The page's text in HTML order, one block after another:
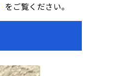
をご覧ください。